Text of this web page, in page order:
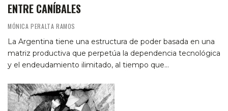
ENTRE CANÍBALES
MÓNICA PERALTA RAMOS
La Argentina tiene una estructura de poder basada en una
matriz productiva que perpetúa la dependencia tecnológica
y el endeudamiento ilimitado, al tiempo que…